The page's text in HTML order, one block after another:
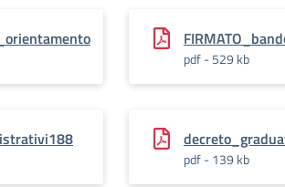
pdf - 529 kb
pdf - 139 kb